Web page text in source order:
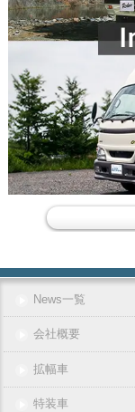
News一覧
会社概要
拡幅車
特装車